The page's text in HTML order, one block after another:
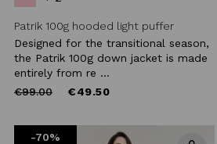
Patrik 100g hooded light puffer
Designed for the transitional season,
the Patrik 100g down jacket is made
entirely from re ...
Price
€99.00to €49.50
-70%